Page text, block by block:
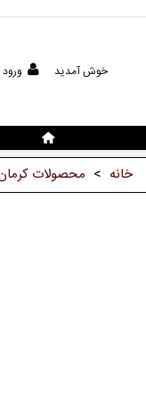
خوش آمدید
خانه > محصولات